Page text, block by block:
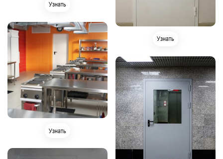
Узнать
Узнать
Узнать